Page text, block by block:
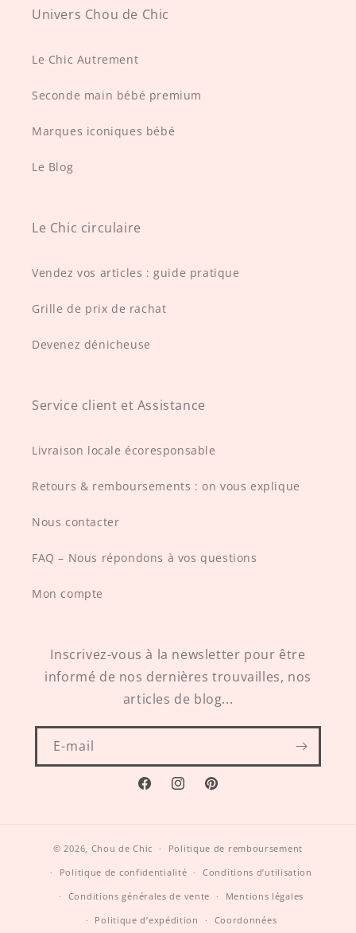
Univers Chou de Chic
Le Chic Autrement
Seconde main bébé premium
Marques iconiques bébé
Le Blog
Le Chic circulaire
Vendez vos articles : guide pratique
Grille de prix de rachat
Devenez dénicheuse
Service client et Assistance
Livraison locale écoresponsable
Retours & remboursements : on vous explique
Nous contacter
FAQ – Nous répondons à vos questions
Mon compte
Inscrivez-vous à la newsletter pour être
informé de nos dernières trouvailles, nos
articles de blog...
E-mail
FacebookInstagramPinterest
© 2026, Chou de Chic
Politique de remboursement
Politique de confidentialité
Conditions d’utilisation
Conditions générales de vente
Mentions légales
Politique d’expédition
Coordonnées